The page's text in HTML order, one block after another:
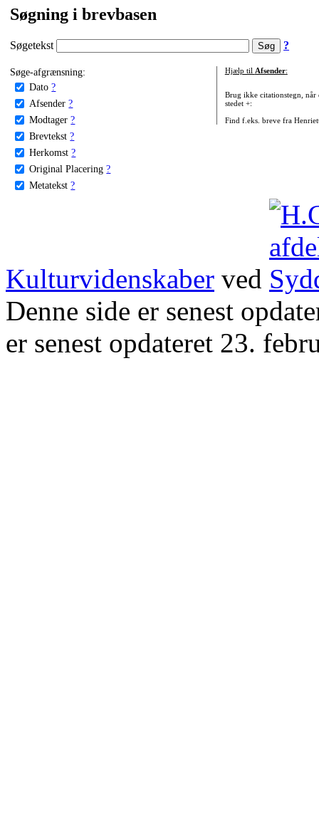
Søgning i brevbasen
Søgetekst ?
Søge-afgrænsning:
Dato ?
Afsender ?
Modtager ?
Brevtekst ?
Herkomst ?
Original Placering ?
Metatekst ?
Hjælp til Afsender:
Brug ikke citationstegn, når
stedet +:
Find f.eks. breve fra
Kulturvidenskaber ved
Denne side er senest
er senest opdateret 23.